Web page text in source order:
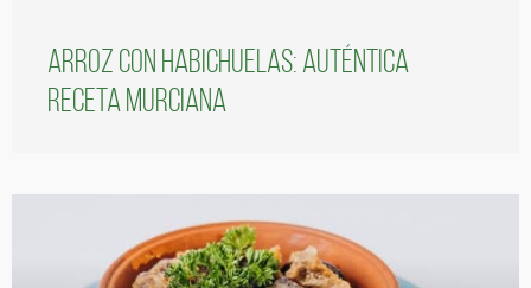
Arroz con habichuelas: auténtica
receta murciana